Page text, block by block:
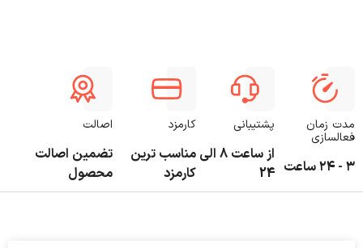
مدت زمان
فعالسازی
۳ - ۲۴ ساعت
پشتیبانی
از ساعت 8 الی
24
کارمزد
مناسب ترین
کارمزد
اصالت
تضمین اصالت
محصول